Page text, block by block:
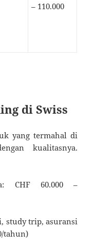
– 110.000
di Swiss
yang termahal di
kualitasnya.
CHF 60.000 –
study trip, asuransi
tahun)